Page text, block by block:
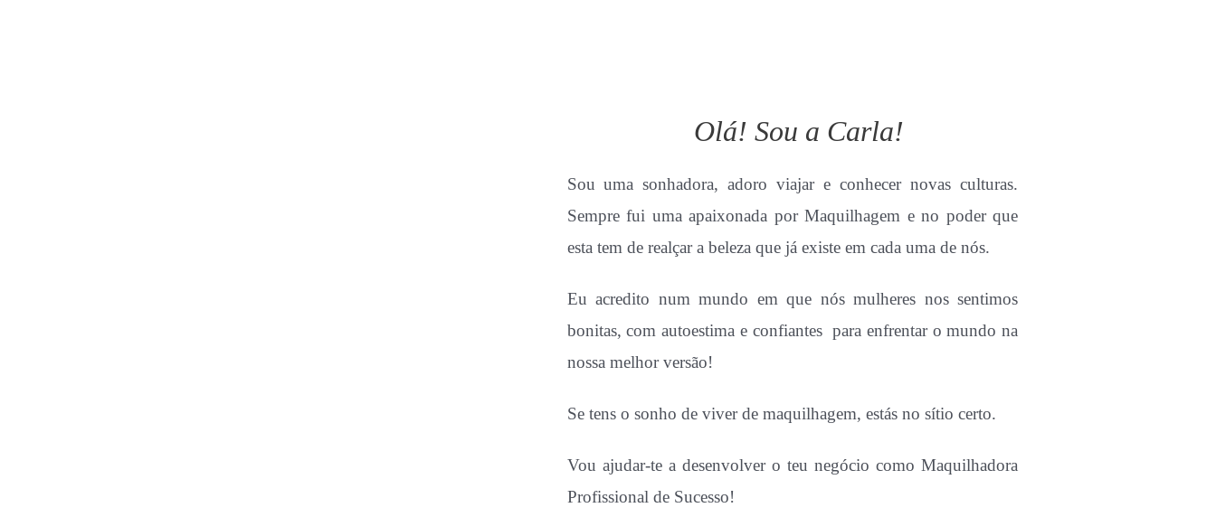
Olá! Sou a Carla!
Sou uma sonhadora, adoro viajar e conhecer novas culturas.
Sempre fui uma apaixonada por Maquilhagem e no poder que
esta tem de realçar a beleza que já existe em cada uma de nós.
Eu acredito num mundo em que nós mulheres nos sentimos
bonitas, com autoestima e confiantes para enfrentar o mundo na
nossa melhor versão!
Se tens o sonho de viver de maquilhagem, estás no sítio certo.
Vou ajudar-te a desenvolver o teu negócio como Maquilhadora
Profissional de Sucesso!